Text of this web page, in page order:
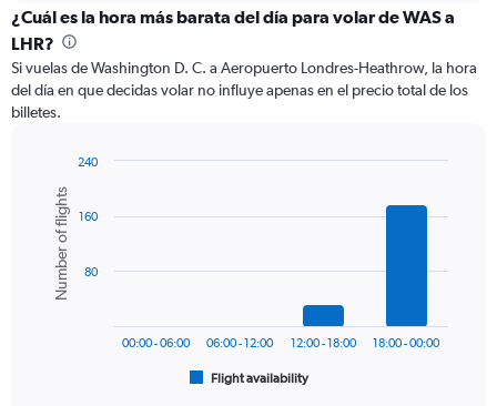
categories.
Range:
12
categories.
The
chart
axis
displaying
values.
Range:
¿Cuál es la hora más barata del día para volar de WAS a
LHR?
Si vuelas de Washington D. C. a Aeropuerto Londres-Heathrow, la hora
del día en que decidas volar no influye apenas en el precio total de los
billetes.
chart
with
bars.
The
Chart
graphic.
Number of flights
Flight availability
00:00 - 06:00 06:00 - 12:00 12:00 - 18:00 18:00 - 00:00
80
160
240